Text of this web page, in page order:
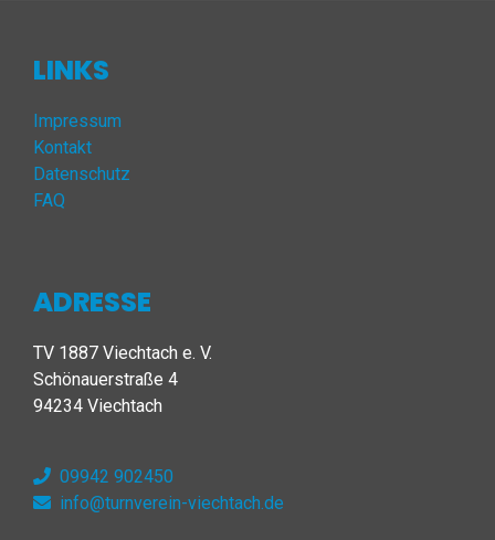
LINKS
Impressum
Kontakt
Datenschutz
FAQ
ADRESSE
TV 1887 Viechtach e. V.
Schönauerstraße 4
94234 Viechtach
09942 902450
info@turnverein-viechtach.de